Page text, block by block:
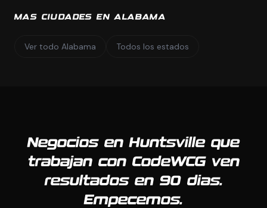
MAS CIUDADES EN ALABAMA
Ver todo Alabama Todos los estados
Negocios en Huntsville que
trabajan con CodeWCG ven
resultados en 90 dias.
Empecemos.